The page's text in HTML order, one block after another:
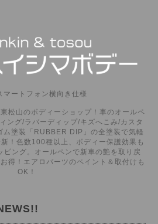
マートフォン横向き仕様
松山のボディーショップ！車のオールペ
ング/ラバーディップ/キズへこみ/カスタ
ム塗装「RUBBER DIP」の全塗装で気軽
！色数100種以上、ボディー保護効果も
ピング。オールペンで新車の艶を取り戻
得！エアロパーツのペイント＆取付けも
OK！